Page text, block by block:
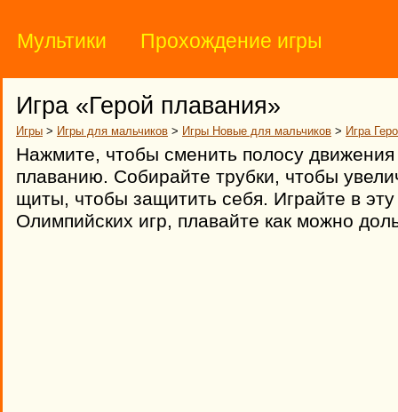
Мультики Прохождение игры
Игра «Герой плавания»
Игры > Игры для мальчиков > Игры Новые для мальчиков > Игра
Нажмите, чтобы сменить полосу движения
плаванию. Собирайте трубки, чтобы
щиты, чтобы защитить себя. Играйте в
Олимпийских игр, плавайте как можно